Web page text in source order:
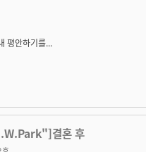
평안하기를...
결혼 후